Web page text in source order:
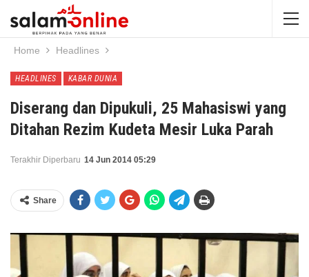
Home Headlines
HEADLINES KABAR DUNIA
Diserang dan Dipukuli, 25 Mahasiswi yang
Ditahan Rezim Kudeta Mesir Luka Parah
Terakhir Diperbaru 14 Jun 2014 05:29
Share